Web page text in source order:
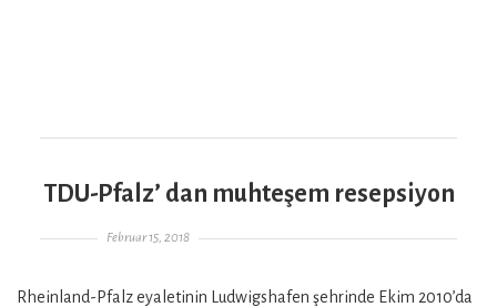
TDU-Pfalz’ dan muhteşem resepsiyon
Gepostet am
Februar 15, 2018
Rheinland-Pfalz eyaletinin Ludwigshafen şehrinde Ekim 2010’da